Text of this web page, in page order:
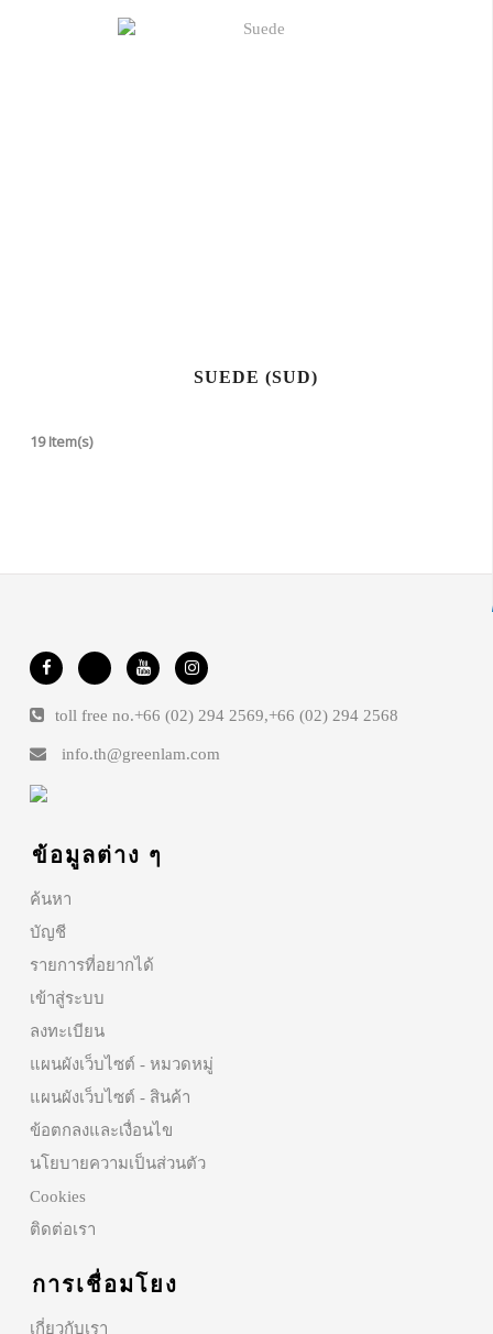
SUEDE (SUD)
19 Item(s)
toll free no.+66 (02) 294 2569,+66 (02) 294 2568
info.th@greenlam.com
ข้อมูลต่าง ๆ
ค้นหา
บัญชี
รายการที่อยากได้
เข้าสู่ระบบ
ลงทะเบียน
แผนผังเว็บไซต์ - หมวดหมู่
แผนผังเว็บไซต์ - สินค้า
ข้อตกลงและเงื่อนไข
นโยบายความเป็นส่วนตัว
Cookies
ติดต่อเรา
การเชื่อมโยง
เกี่ยวกับเรา